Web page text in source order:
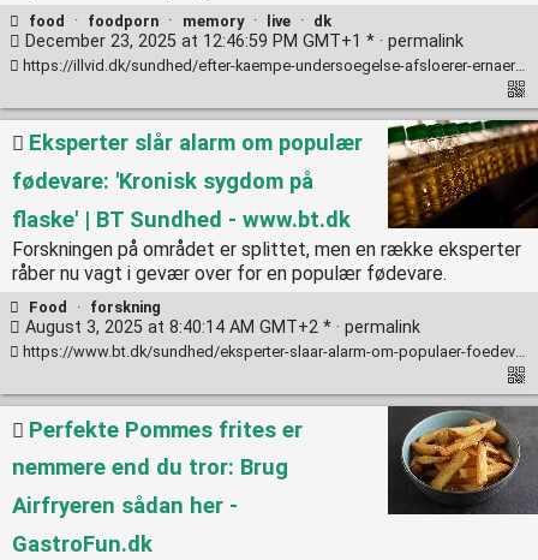
food · foodporn · memory · live · dk
December 23, 2025 at 12:46:59 PM GMT+1 * · permalink
https://illvid.dk/sundhed/efter-kaempe-undersoegelse-afsloerer-ernaeringsforsker-nu-den-helt-almindelige-madvare-der-maaske-kan-mindske-din-risiko-for-demens
Eksperter slår alarm om populær
fødevare: 'Kronisk sygdom på
flaske' | BT Sundhed - www.bt.dk
Forskningen på området er splittet, men en række eksperter
råber nu vagt i gevær over for en populær fødevare.
Food · forskning
August 3, 2025 at 8:40:14 AM GMT+2 * · permalink
https://www.bt.dk/sundhed/eksperter-slaar-alarm-om-populaer-foedevare-kronisk-sygdom-paa-flaske#Echobox=1754190359
Perfekte Pommes frites er
nemmere end du tror: Brug
Airfryeren sådan her -
GastroFun.dk